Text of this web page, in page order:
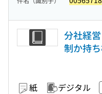
分社経
制か持
紙 デジタル